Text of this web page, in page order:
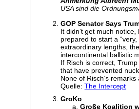
USA sind die
GOP Senator Says
It didn’t get much
prepared to start a
extraordinary lengths,
intercontinental ballistic
If Risch is correct,
that have prevented
None of Risch’s
Quelle:The Intercept
GroKo
Große Koalition